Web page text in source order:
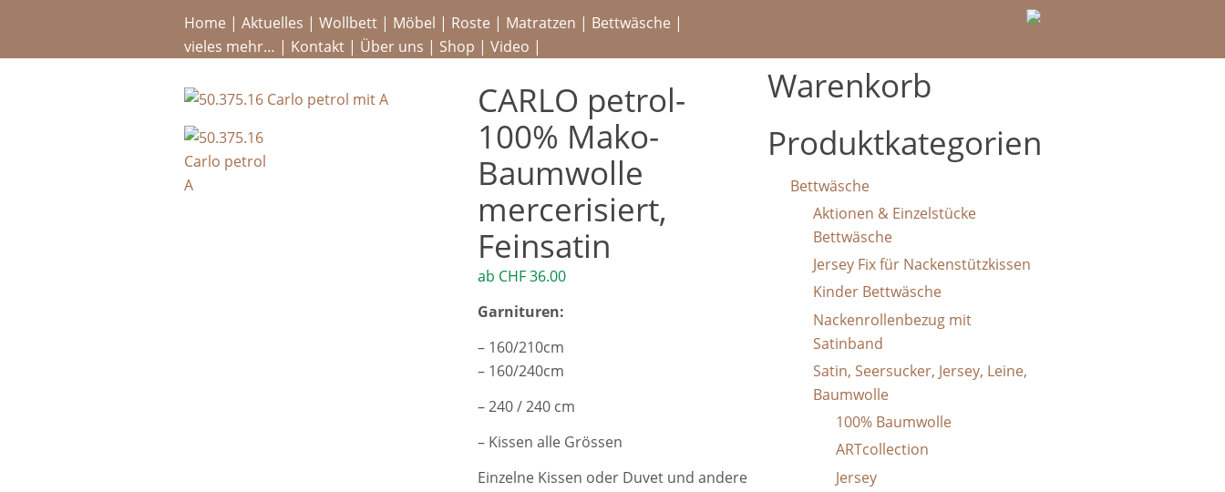
Home | Aktuelles | Wollbett | Möbel | Roste | Matratzen | Bettwäsche |
vieles mehr… | Kontakt | Über uns | Shop | Video |
CARLO petrol-
100% Mako-
Baumwolle
mercerisiert,
Feinsatin
ab CHF36.00
Garnituren:
– 160/210cm
– 160/240cm
– 240 / 240 cm
– Kissen alle Grössen
Einzelne Kissen oder Duvet und andere
Warenkorb
Produktkategorien
Bettwäsche
Aktionen & Einzelstücke
Bettwäsche
Jersey Fix für Nackenstützkissen
Kinder Bettwäsche
Nackenrollenbezug mit
Satinband
Satin, Seersucker, Jersey, Leine,
Baumwolle
100% Baumwolle
ARTcollection
Jersey